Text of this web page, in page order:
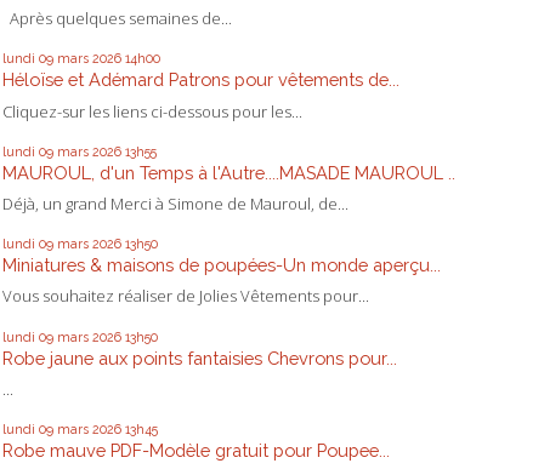
Après quelques semaines de...
lundi 09 mars 2026 14h00
Héloïse et Adémard Patrons pour vêtements de...
Cliquez-sur les liens ci-dessous pour les...
lundi 09 mars 2026 13h55
MAUROUL, d'un Temps à l'Autre....MASADE MAUROUL ..
Déjà, un grand Merci à Simone de Mauroul, de...
lundi 09 mars 2026 13h50
Miniatures & maisons de poupées-Un monde aperçu...
Vous souhaitez réaliser de Jolies Vêtements pour...
lundi 09 mars 2026 13h50
Robe jaune aux points fantaisies Chevrons pour...
...
lundi 09 mars 2026 13h45
Robe mauve PDF-Modèle gratuit pour Poupee...